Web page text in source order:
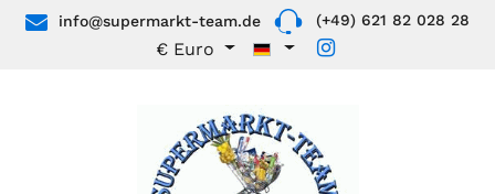
Zum Hauptinhalt springen
info@supermarkt-team.de (+49) 621 82 028 28
€ Euro